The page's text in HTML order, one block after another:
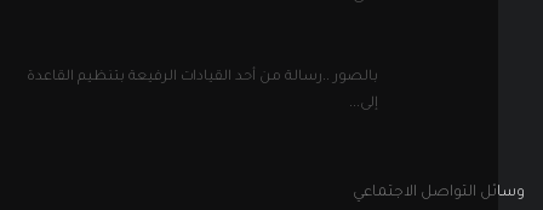
بالصور ..رسالة من أحد القيادات الرفيعة بتنظيم القاعدة
التواصل الاجتماعي